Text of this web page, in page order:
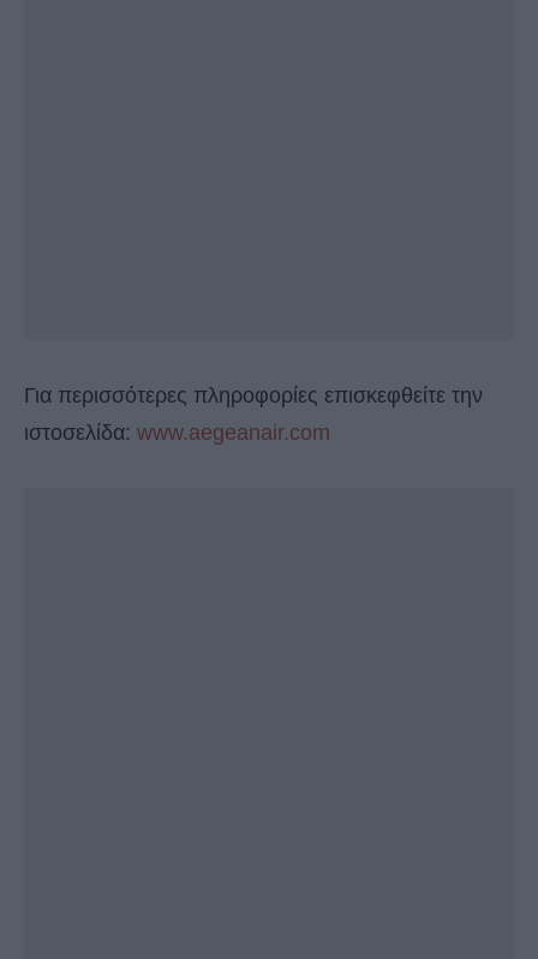
Για περισσότερες πληροφορίες επισκεφθείτε την
ιστοσελίδα: www.aegeanair.com